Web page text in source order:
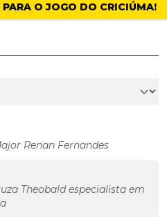
O JOGO DO CRICIÚMA!
Renan Fernandes
Theobald especialista em